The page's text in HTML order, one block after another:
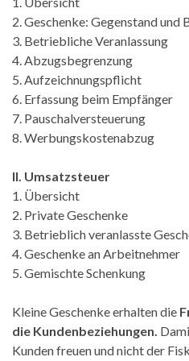
2. Geschenke: Gegenstand und
3. Betriebliche Veranlassung
4. Abzugsbegrenzung
5. Aufzeichnungspflicht
6. Erfassung beim Empfänger
7. Pauschalversteuerung
8. Werbungskostenabzug
II. Umsatzsteuer
1. Übersicht
2. Private Geschenke
3. Betrieblich veranlasste
4. Geschenke an Arbeitnehmer
5. Gemischte Schenkung
Kleine Geschenke erhalten die
die Kundenbeziehungen.
Kunden freuen und nicht der